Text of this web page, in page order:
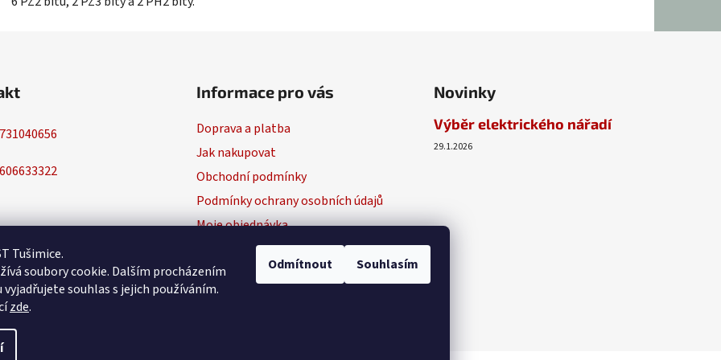
Tušimice.
soubory cookie. Dalším procházením
souhlas s jejich používáním.
zde.
Odmítnout Souhlasím
731040656
606633322
Informace pro vás
Doprava a platba
Jak nakupovat
Obchodní podmínky
Podmínky ochrany osobních údajů
Moje objednávka
Novinky
Výběr elektrického nářadí
29.1.2026